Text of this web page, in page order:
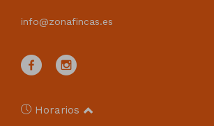
info@zonafincas.es
Horarios